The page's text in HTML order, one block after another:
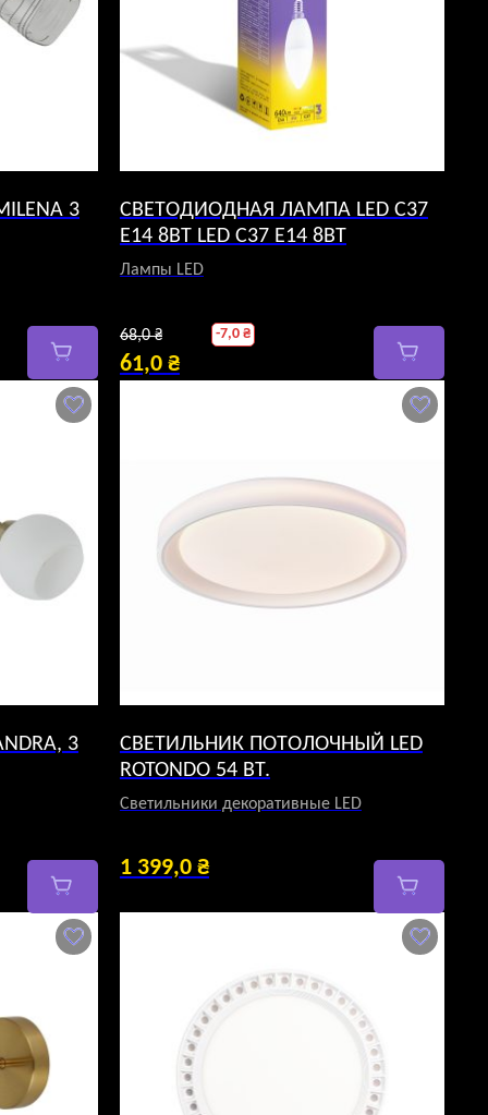
3
СВЕТОДИОДНАЯ ЛАМПА LED C37
E14 8ВТ LED C37 E14 8ВТ
Лампы LED
68,0₴Первоначальная
цена
61,0 ₴
-7,0 ₴
3
СВЕТИЛЬНИК ПОТОЛОЧНЫЙ LED
ROTONDO 54 ВТ.
Светильники декоративные LED
1 399,0 ₴